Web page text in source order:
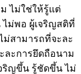
ไม่ใช่ให้รู้แต่
ไม่พอ ผู้เจริญสติที่
ม่สามารถที่จะละ
ละการยึดถือนาม
ริญขึ้น รู้ชัดขึ้น ไม่